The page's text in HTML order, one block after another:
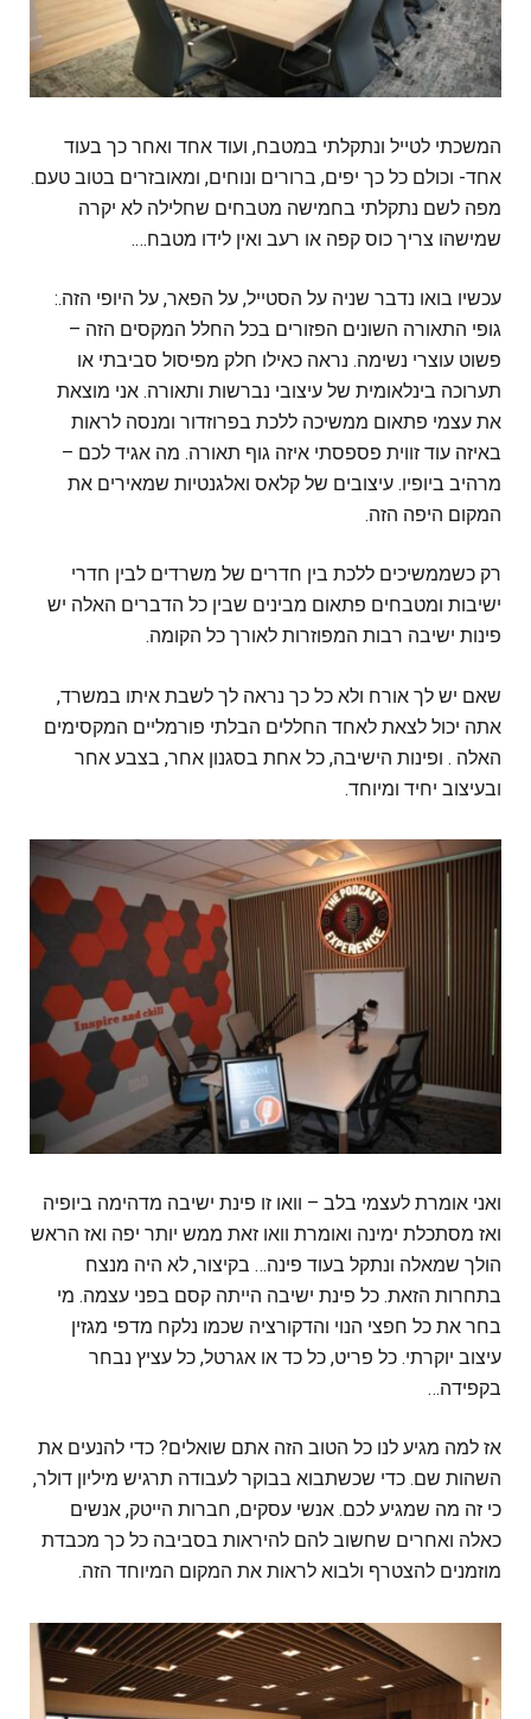
‏המשכתי לטייל ונתקלתי במטבח, ועוד אחד ואחר כך בעוד
אחד- וכולם כל כך יפים, ברורים ונוחים, ומאובזרים בטוב טעם.
מפה לשם נתקלתי בחמישה מטבחים שחלילה לא יקרה
שמישהו צריך כוס קפה או רעב ואין לידו מטבח….
‏עכשיו בואו נדבר שניה על הסטייל, על הפאר, על היופי הזה.:
‏גופי התאורה השונים הפזורים בכל החלל המקסים הזה –
פשוט עוצרי נשימה. נראה כאילו חלק מפיסול סביבתי או
תערוכה בינלאומית של עיצובי נברשות ותאורה. אני מוצאת
את עצמי פתאום ממשיכה ללכת בפרוזדור ומנסה לראות
באיזה עוד זווית פספסתי איזה גוף תאורה. מה אגיד לכם –
מרהיב ביופיו. עיצובים של קלאס ואלגנטיות שמאירים את
המקום היפה הזה.
‏רק כשממשיכים ללכת בין חדרים של משרדים לבין חדרי
ישיבות ומטבחים פתאום מבינים שבין כל הדברים האלה יש
פינות ישיבה רבות המפוזרות לאורך כל הקומה.
‏שאם יש לך אורח ולא כל כך נראה לך לשבת איתו במשרד,
אתה יכול לצאת לאחד החללים הבלתי פורמליים המקסימים
האלה . ופינות הישיבה, כל אחת בסגנון אחר, בצבע אחר
ובעיצוב יחיד ומיוחד.
‏ואני אומרת לעצמי בלב – וואו זו פינת ישיבה מדהימה ביופיה
ואז מסתכלת ימינה ואומרת וואו זאת ממש יותר יפה ואז הראש
הולך שמאלה ונתקל בעוד פינה… בקיצור, לא היה מנצח
בתחרות הזאת. כל פינת ישיבה הייתה קסם בפני עצמה. מי
בחר את כל חפצי הנוי והדקורציה שכמו נלקח מדפי מגזין
עיצוב יוקרתי. כל פריט, כל כד או אגרטל, כל עציץ נבחר
בקפידה…
‏אז למה מגיע לנו כל הטוב הזה אתם שואלים? ‏כדי להנעים את
השהות שם. ‏כדי שכשתבוא בבוקר לעבודה תרגיש מיליון דולר,
כי זה מה שמגיע לכם. ‏אנשי עסקים, חברות הייטק, אנשים
כאלה ואחרים שחשוב להם להיראות בסביבה כל כך מכבדת
מוזמנים להצטרף ולבוא לראות את המקום המיוחד הזה.